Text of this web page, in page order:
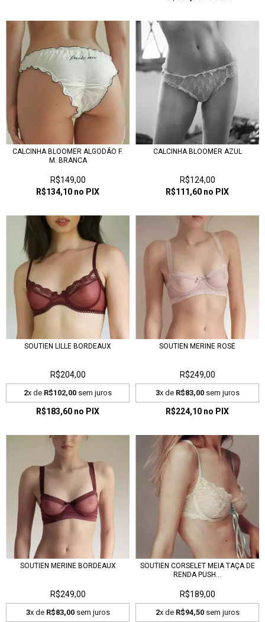
CALCINHA BLOOMER ALGODÃO F.
M. BRANCA
R$149,00
R$134,10 no PIX
CALCINHA BLOOMER AZUL
R$124,00
R$111,60 no PIX
SOUTIEN LILLE BORDEAUX
R$204,00
2x de R$102,00 sem juros
R$183,60 no PIX
SOUTIEN MERINE ROSÉ
R$249,00
3x de R$83,00sem juros
R$224,10 no PIX
SOUTIEN MERINE BORDEAUX
R$249,00
3x de R$83,00sem juros
SOUTIEN CORSELET MEIA TAÇA DE
RENDA PUSH...
R$189,00
2x de R$94,50sem juros